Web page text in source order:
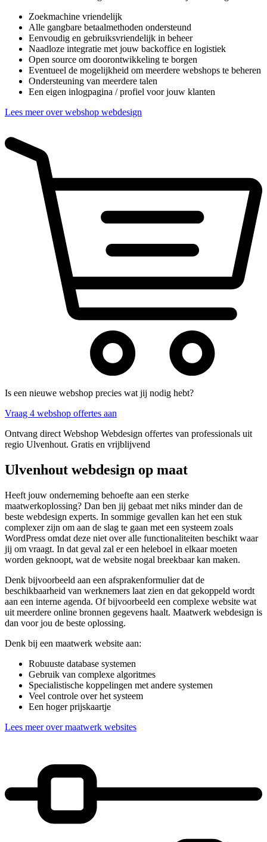
Zoekmachine vriendelijk
Alle gangbare betaalmethoden ondersteund
Eenvoudig en gebruiksvriendelijk in beheer
Naadloze integratie met jouw backoffice en logistiek
Open source om doorontwikkeling te borgen
Eventueel de mogelijkheid om meerdere webshops te beheren
Ondersteuning van meerdere talen
Een eigen inlogpagina / profiel voor jouw klanten
Lees meer over webshop webdesign
Is een nieuwe webshop precies wat jij nodig hebt?
Vraag 4 webshop offertes aan
Ontvang direct Webshop Webdesign offertes van professionals uit
regio Ulvenhout. Gratis en vrijblijvend
Ulvenhout webdesign op maat
Heeft jouw onderneming behoefte aan een sterke
maatwerkoplossing? Dan ben jij gebaat met niks minder dan de
beste webdesign experts. In sommige gevallen kan het een stuk
complexer zijn om aan de slag te gaan met een systeem zoals
WordPress omdat deze niet over alle functionaliteiten beschikt waar
jij om vraagt. In dat geval zal er een heleboel in elkaar moeten
worden geknoopt, wat de website nogal breekbaar kan maken.
Denk bijvoorbeeld aan een afsprakenformulier dat de
beschikbaarheid van werknemers laat zien en dat gekoppeld wordt
aan een interne agenda. Of bijvoorbeeld een complexe website wat
uit meerdere online bronnen gegevens haalt. Maatwerk webdesign is
dan voor jou de beste oplossing.
Denk bij een maatwerk website aan:
Robuuste database systemen
Gebruik van complexe algoritmes
Specialistische koppelingen met andere systemen
Veel controle over het systeem
Een hoger prijskaartje
Lees meer over maatwerk websites